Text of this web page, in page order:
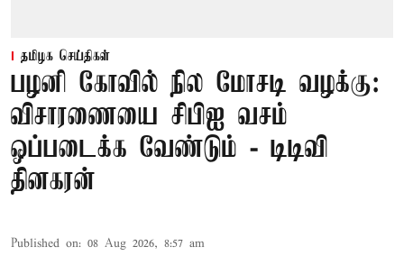
தமிழக செய்திகள்
பழனி கோவில் நில மோசடி வழக்கு:
விசாரணையை சிபிஐ வசம்
ஒப்படைக்க வேண்டும் - டிடிவி
தினகரன்
Published on: 08 Aug 2026, 8:57 am